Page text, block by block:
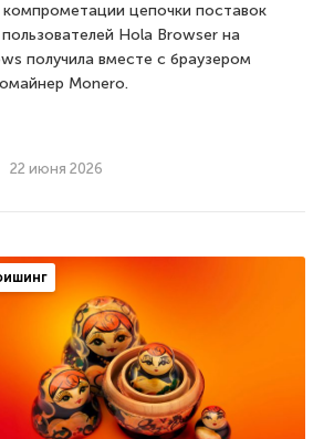
цепочки поставок
пользователей Hola Browser на
получила вместе с браузером
Monero.
22 июня 2026